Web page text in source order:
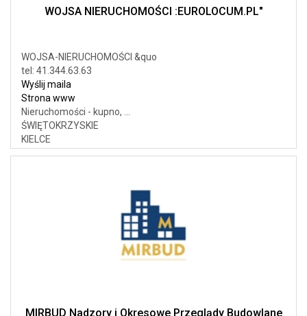
WOJSA NIERUCHOMOŚCI :EUROLOCUM.PL"
WOJSA-NIERUCHOMOŚCI &quo
tel: 41.344.63.63
Wyślij maila
Strona www
Nieruchomości - kupno, ...
ŚWIĘTOKRZYSKIE
KIELCE
MIRBUD Nadzory i Okresowe Przeglądy Budowlane